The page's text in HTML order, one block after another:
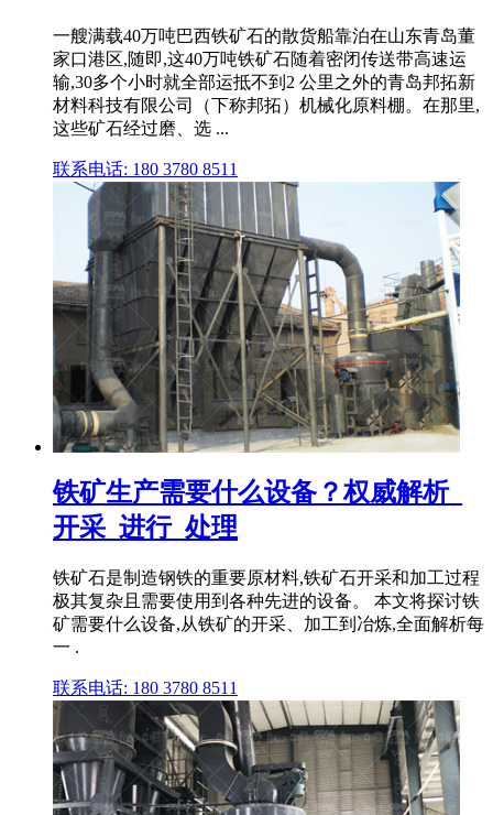
一艘满载40万吨巴西铁矿石的散货船靠泊在山东青岛董
家口港区,随即,这40万吨铁矿石随着密闭传送带高速运
输,30多个小时就全部运抵不到2 公里之外的青岛邦拓新
材料科技有限公司（下称邦拓）机械化原料棚。在那里,
这些矿石经过磨、选 ...
联系电话: 180 3780 8511
铁矿生产需要什么设备？权威解析_
开采_进行_处理
铁矿石是制造钢铁的重要原材料,铁矿石开采和加工过程
极其复杂且需要使用到各种先进的设备。 本文将探讨铁
矿需要什么设备,从铁矿的开采、加工到冶炼,全面解析每
一 .
联系电话: 180 3780 8511